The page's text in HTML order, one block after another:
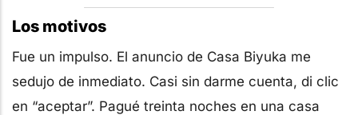
Los motivos
Fue un impulso. El anuncio de Casa Biyuka me
sedujo de inmediato. Casi sin darme cuenta, di clic
en “aceptar”. Pagué treinta noches en una casa